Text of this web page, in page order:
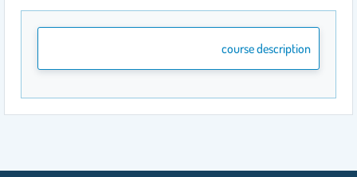
course description